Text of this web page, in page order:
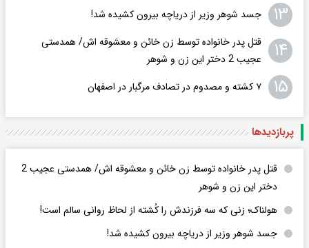
۱۳ جسد شوهر وزیر از دریاچه بیرون کشیده شد!
۱۴
قتل پدر خانواده توسط زن خائن و معشوقه اش/ همدستی
عجیب 2 دختر این زن و شوهر
۱۵ ۷ کشته و مصدوم در تصادف مرگبار در اصفهان
پربازدید‌ها
قتل پدر خانواده توسط زن خائن و معشوقه اش/ همدستی عجیب 2
دختر این زن و شوهر
هولناک؛ زنی که سه فرزندش را کُشته از لحاظ روانی سالم است!
جسد شوهر وزیر از دریاچه بیرون کشیده شد!